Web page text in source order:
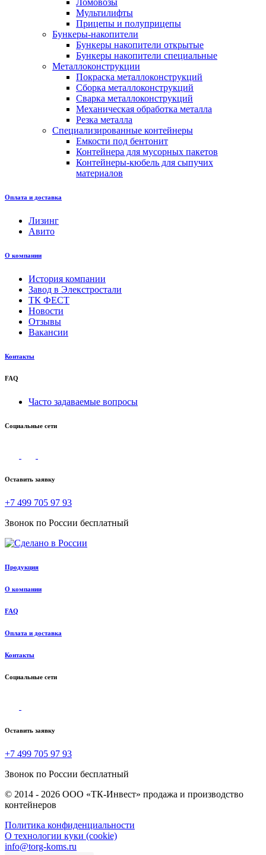
Ломовозы
Мультилифты
Прицепы и полуприцепы
Бункеры-накопители
Бункеры накопители открытые
Бункеры накопители специальные
Металлоконструкции
Покраска металлоконструкций
Сборка металлоконструкций
Сварка металлоконструкций
Механическая обработка металла
Резка металла
Специализированные контейнеры
Емкости под бентонит
Контейнера для мусорных пакетов
Контейнеры-кюбель для сыпучих
материалов
Оплата и доставка
Лизинг
Авито
О компании
История компании
Завод в Элекстростали
ТК ФЕСТ
Новости
Отзывы
Вакансии
Контакты
FAQ
Часто задаваемые вопросы
Социальные сети
Оставить заявку
+7 499 705 97 93
Звонок по России бесплатный
Продукция
О компании
FAQ
Оплата и доставка
Контакты
Социальные сети
Оставить заявку
+7 499 705 97 93
Звонок по России бесплатный
© 2014 - 2026 ООО «ТК-Инвест» продажа и производство
контейнеров
Политика конфиденциальности
О технологии куки (cookie)
info@torg-koms.ru